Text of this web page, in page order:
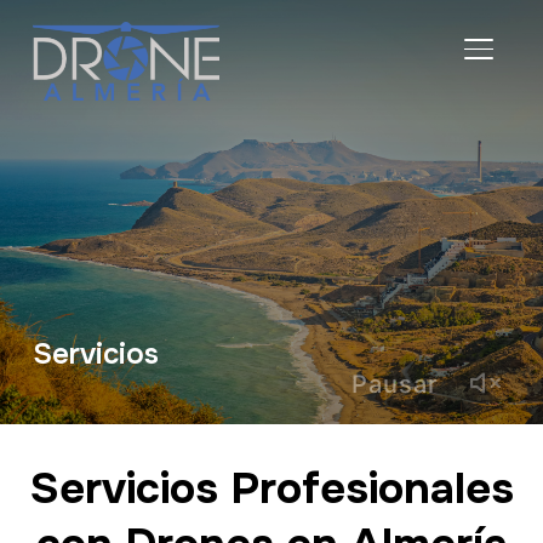
Servicios
Pausar
Servicios Profesionales